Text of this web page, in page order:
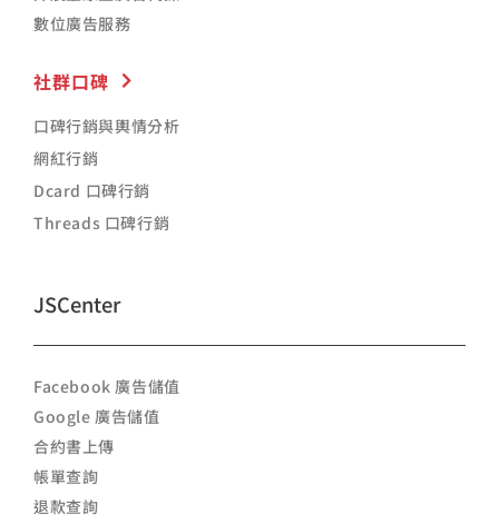
數位廣告服務
社群口碑
口碑行銷與輿情分析
網紅行銷
Dcard 口碑行銷
Threads 口碑行銷
JSCenter
Facebook 廣告儲值
Google 廣告儲值
合約書上傳
帳單查詢
退款查詢